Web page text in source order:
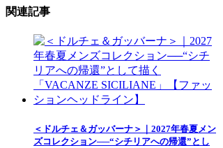
関連記事
＜ドルチェ＆ガッバーナ＞｜2027年春夏メン
ズコレクション──“シチリアへの帰還”とし